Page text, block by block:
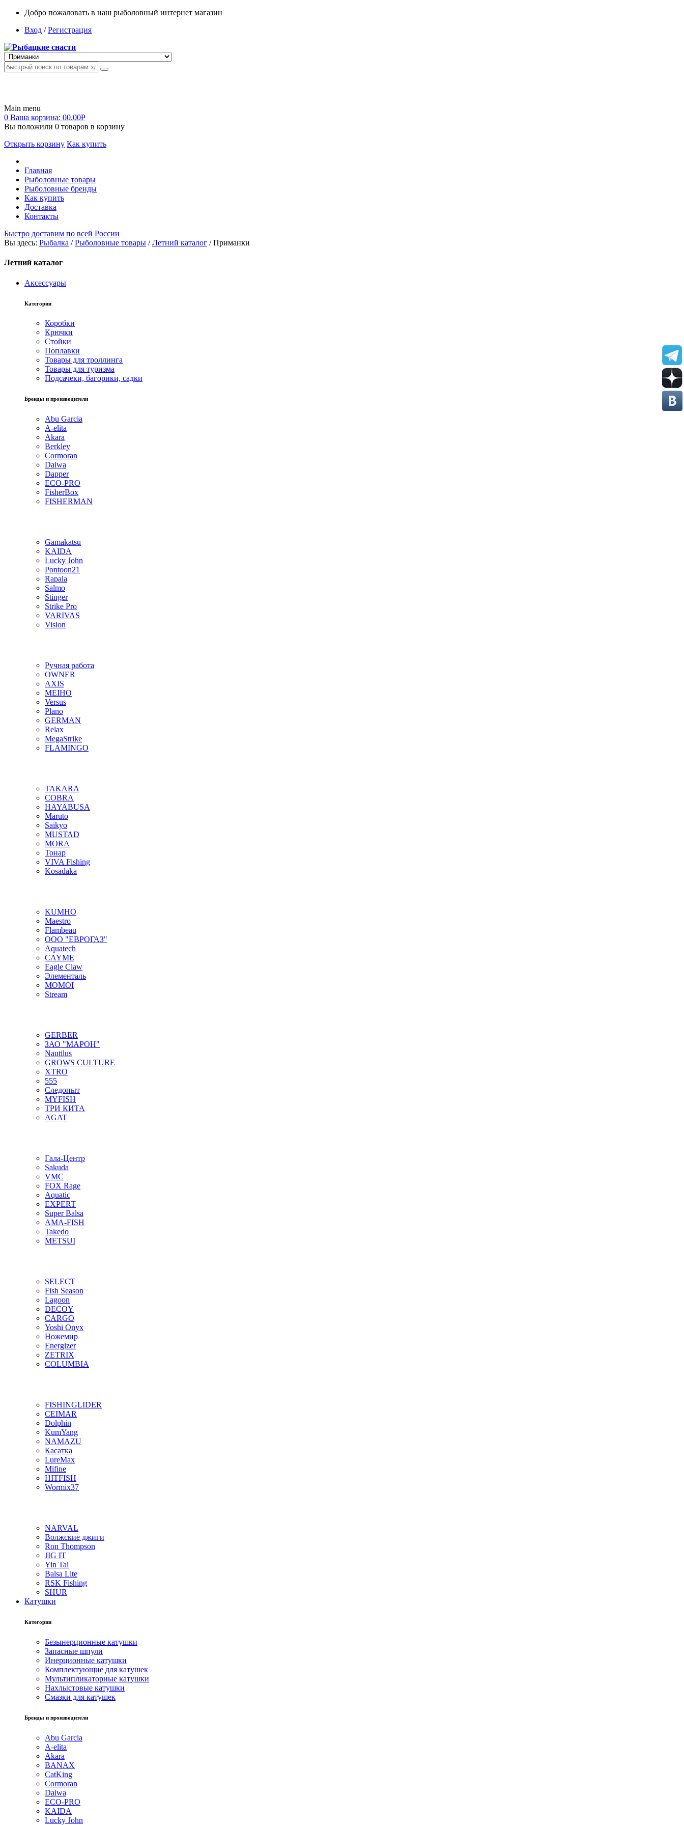
Добро пожаловать в наш рыболовный интернет магазин
Вход /Регистрация
Main menu
0 Ваша корзина: 00.00Р
Вы положили 0 товаров в корзину
Открыть корзину Как купить
Главная
Рыболовные товары
Рыболовные бренды
Как купить
Доставка
Контакты
Быстро доставим по всей России
Вы здесь: Рыбалка /Рыболовные товары /Летний каталог /Приманки
Летний каталог
Аксессуары
Категории
Коробки
Крючки
Стойки
Поплавки
Товары для троллинга
Товары для туризма
Подсачеки, багорики, садки
Бренды и производители
Abu Garcia
A-elita
Akara
Berkley
Cormoran
Daiwa
Dapper
ECO-PRO
FisherBox
FISHERMAN
Gamakatsu
KAIDA
Lucky John
Pontoon21
Rapala
Salmo
Stinger
Strike Pro
VARIVAS
Vision
Ручная работа
OWNER
AXIS
MEIHO
Versus
Plano
GERMAN
Relax
MegaStrike
FLAMINGO
TAKARA
COBRA
HAYABUSA
Maruto
Saikyo
MUSTAD
MORA
Тонар
VIVA Fishing
Kosadaka
KUMHO
Maestro
Flambeau
ООО "ЕВРОГАЗ"
Aquatech
CAYME
Eagle Claw
Элементаль
MOMOI
Stream
GERBER
ЗАО "МАРОН"
Nautilus
GROWS CULTURE
XTRO
555
Следопыт
MYFISH
ТРИ КИТА
AGAT
Гала-Центр
Sakuda
VMC
FOX Rage
Aquatic
EXPERT
Super Balsa
AMA-FISH
Takedo
METSUI
SELECT
Fish Season
Lagoon
DECOY
CARGO
Yoshi Onyx
Ножемир
Energizer
ZETRIX
COLUMBIA
FISHINGLIDER
CEIMAR
Dolphin
KumYang
NAMAZU
Касатка
LureMax
Mifine
HITFISH
Wormix37
NARVAL
Волжские джиги
Ron Thompson
JIG IT
Yin Tai
Balsa Lite
RSK Fishing
SHUR
Катушки
Категории
Безынерционные катушки
Запасные шпули
Инерционные катушки
Комплектующие для катушек
Мультипликаторные катушки
Нахлыстовые катушки
Смазки для катушек
Бренды и производители
Abu Garcia
A-elita
Akara
BANAX
CatKing
Cormoran
Daiwa
ECO-PRO
KAIDA
Lucky John